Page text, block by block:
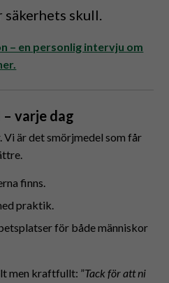
skull.
– en personlig intervju om
– varje dag
Vi är det smörjmedel som får
finns.
praktik.
för både människor
men kraftfullt: ”Tack för att ni